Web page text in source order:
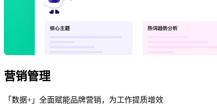
营销管理
「数据+」全面赋能品牌营销，为工作提质增效